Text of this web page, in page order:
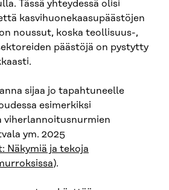
Tässä yhteydessä olisi
kasvihuonekaasupäästöjen
noussut, koska teollisuus-,
päästöjä on pystytty
sijaa jo tapahtuneelle
esimerkiksi
viherlannoitusnurmien
ym. 2025
Näkymiä ja tekoja
).